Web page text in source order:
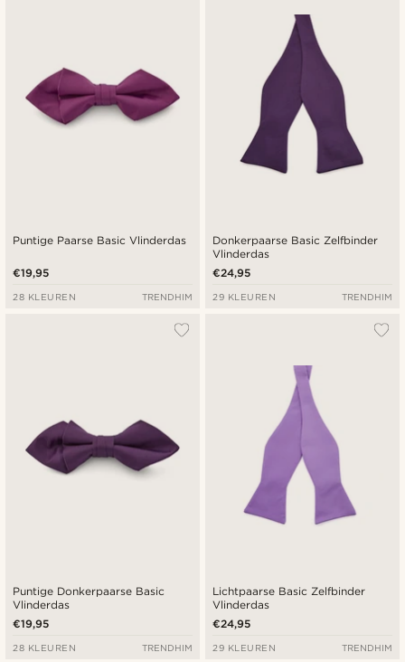
Puntige Paarse Basic Vlinderdas
€19,95
28 KLEUREN TRENDHIM
Donkerpaarse Basic Zelfbinder
Vlinderdas
€24,95
29 KLEUREN TRENDHIM
Puntige Donkerpaarse Basic
Vlinderdas
€19,95
28 KLEUREN TRENDHIM
Lichtpaarse Basic Zelfbinder
Vlinderdas
€24,95
29 KLEUREN TRENDHIM